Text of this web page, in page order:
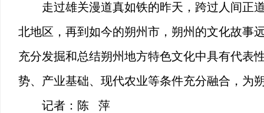
走过雄关漫道真如铁的昨天，跨过人间正
北地区，再到如今的朔州市，朔州的文化故事
充分发掘和总结朔州地方特色文化中具有代表
势、产业基础、现代农业等条件充分融合，为
记者：陈 萍